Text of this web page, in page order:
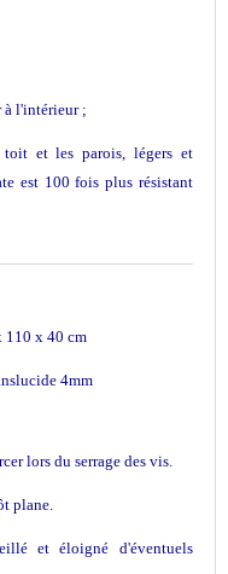
à l'intérieur ;
toit et les parois, légers et
est 100 fois plus résistant
110 x 40 cm
4mm
lors du serrage des vis.
plane.
et éloigné d'éventuels